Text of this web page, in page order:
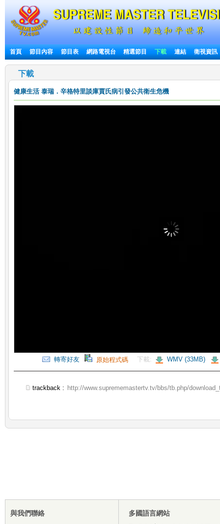
首頁 節目內容 節目表 網路電視台 精選節目 下載 連結 衛視資訊
下載
健康生活泰瑞．辛格特里談庫賈氏病引發公共衛生危機
轉寄好友 原始程式碼 下載: WMV (33MB)
trackback : http://www.suprememastertv.tv/bbs/tb.php/
與我們聯絡 多國語言網站